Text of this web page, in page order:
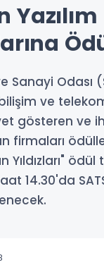
Yazılım
Sanayi Odası
ve
gösteren ve
firmaları
Yıldızları" ödül
14.30'da